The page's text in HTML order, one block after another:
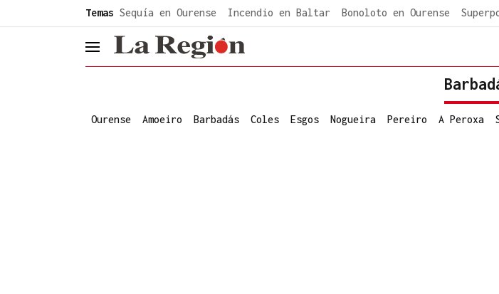
Temas Sequía en Ourense Incendio en Baltar Bonoloto en Ourense
header.menu.open
Ourense Amoeiro Barbadás Coles Esgos Nogueira Pereiro A Peroxa